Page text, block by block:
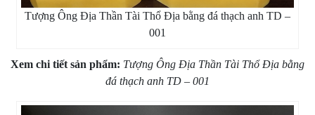
Tượng Ông Địa Thần Tài Thổ Địa bằng đá thạch anh TD –
001
Xem chi tiết sản phẩm: Tượng Ông Địa Thần Tài Thổ Địa bằng
đá thạch anh TD – 001